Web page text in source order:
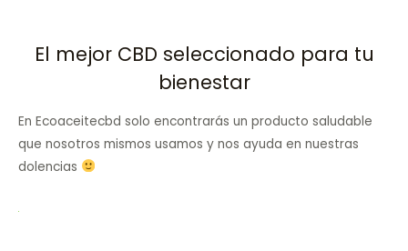
El mejor CBD seleccionado para tu
bienestar
En Ecoaceitecbd solo encontrarás un producto saludable
que nosotros mismos usamos y nos ayuda en nuestras
dolencias